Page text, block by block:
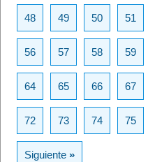
48 49 50 51
56 57 58 59
64 65 66 67
72 73 74 75
Siguiente»